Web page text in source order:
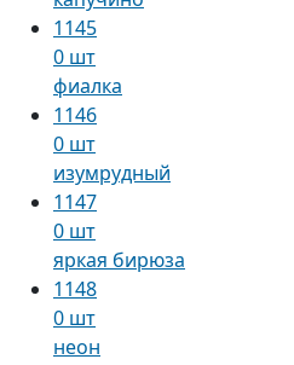
1145
0 шт
фиалка
1146
0 шт
изумрудный
1147
0 шт
яркая бирюза
1148
0 шт
неон